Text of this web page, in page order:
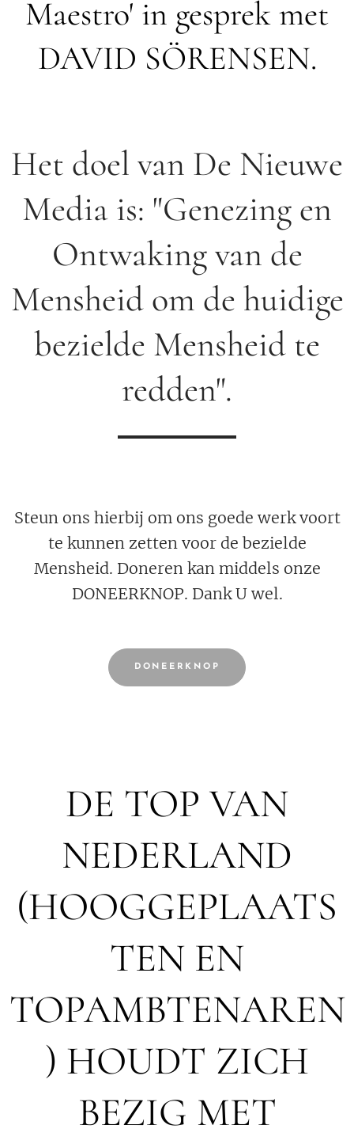
Maestro' in gesprek met
DAVID SÖRENSEN.
Het doel van De Nieuwe
Media is: "Genezing en
Ontwaking van de
Mensheid om de huidige
bezielde Mensheid te
redden".
Steun ons hierbij om ons goede werk voort
te kunnen zetten voor de bezielde
Mensheid. Doneren kan middels onze
DONEERKNOP. Dank U wel.
DONEERKNOP
DE TOP VAN
NEDERLAND
(HOOGGEPLAATS
TEN EN
TOPAMBTENAREN
) HOUDT ZICH
BEZIG MET